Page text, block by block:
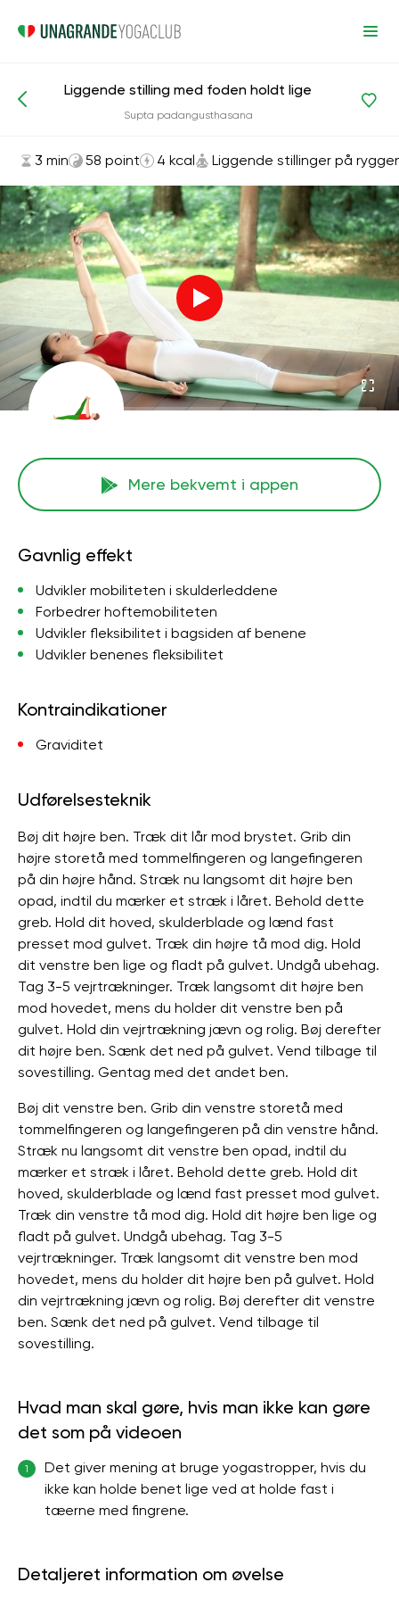
Asanas og øvelser Liggende stillinger på ryggen
Liggende stilling med foden holdt lige
Supta padangusthasana
3 min 58 point 4 kcal Liggende stillinger på
Mere bekvemt i appen
Gavnlig effekt
Udvikler mobiliteten i skulderleddene
Forbedrer hoftemobiliteten
Udvikler fleksibilitet i bagsiden af ​​benene
Udvikler benenes fleksibilitet
Kontraindikationer
Graviditet
Udførelsesteknik
Bøj dit højre ben. Træk dit lår mod brystet. Grib din
højre storetå med tommelfingeren og langefingeren
på din højre hånd. Stræk nu langsomt dit højre ben
opad, indtil du mærker et stræk i låret. Behold dette
greb. Hold dit hoved, skulderblade og lænd fast
presset mod gulvet. Træk din højre tå mod dig. Hold
dit venstre ben lige og fladt på gulvet. Undgå ubehag.
Tag 3-5 vejrtrækninger. Træk langsomt dit højre ben
mod hovedet, mens du holder dit venstre ben på
gulvet. Hold din vejrtrækning jævn og rolig. Bøj derefter
dit højre ben. Sænk det ned på gulvet. Vend tilbage til
sovestilling. Gentag med det andet ben.
Bøj dit venstre ben. Grib din venstre storetå med
tommelfingeren og langefingeren på din venstre hånd.
Stræk nu langsomt dit venstre ben opad, indtil du
mærker et stræk i låret. Behold dette greb. Hold dit
hoved, skulderblade og lænd fast presset mod gulvet.
Træk din venstre tå mod dig. Hold dit højre ben lige og
fladt på gulvet. Undgå ubehag. Tag 3-5
vejrtrækninger. Træk langsomt dit venstre ben mod
hovedet, mens du holder dit højre ben på gulvet. Hold
din vejrtrækning jævn og rolig. Bøj derefter dit venstre
ben. Sænk det ned på gulvet. Vend tilbage til
sovestilling.
Hvad man skal gøre, hvis man ikke kan gøre
det som på videoen
1
Det giver mening at bruge yogastropper, hvis du
ikke kan holde benet lige ved at holde fast i
tæerne med fingrene.
Detaljeret information om øvelse